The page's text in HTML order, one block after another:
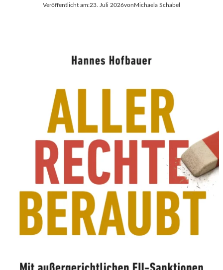
Veröffentlicht am:23. Juli 2026vonMichaela Schabel